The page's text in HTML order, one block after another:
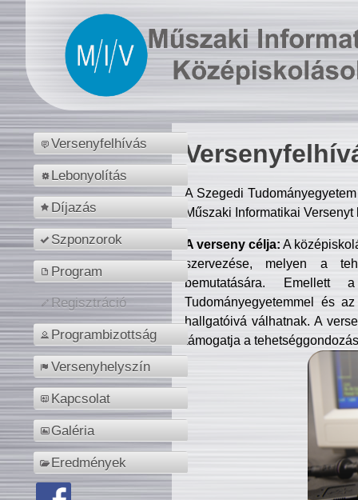
Versenyfelhívás
Lebonyolítás
Díjazás
Szponzorok
Program
Regisztráció
Programbizottság
Versenyhelyszín
Kapcsolat
Galéria
Eredmények
A Szegedi
Műszaki Informatikai
A verseny célja: A
szervezése, melyen a
bemutatására. Emellett
Tudományegyetemmel és
hallgatóivá válhatnak. A
támogatja a